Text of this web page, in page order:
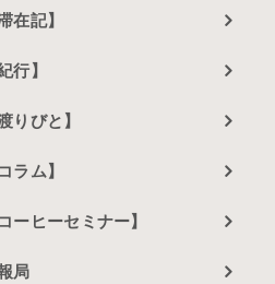
在記】
行】
りびと】
ラム】
ーヒーセミナー】
局